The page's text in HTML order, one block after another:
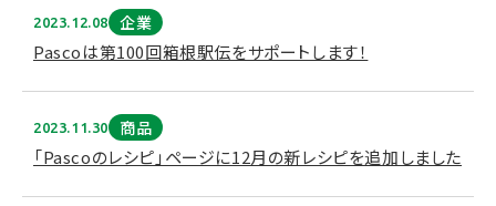
2023.12.08 企業
Pascoは第100回箱根駅伝をサポートします！
2023.11.30 商品
「Pascoのレシピ」ページに12月の新レシピを追加しました